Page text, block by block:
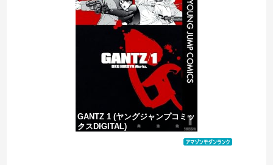
ジャンポケ斎藤と代理人のやりとり、「地獄すぎて完全にコントになってる……」と衝撃を受ける人が続出中
大阪府の小学校でイスラム教の指導者が授業を行い物議を醸す！ #大阪 #イスラム教 #モスク
GANTZ 1 (ヤングジャンプコミッ
クスDIGITAL)
価格：¥100